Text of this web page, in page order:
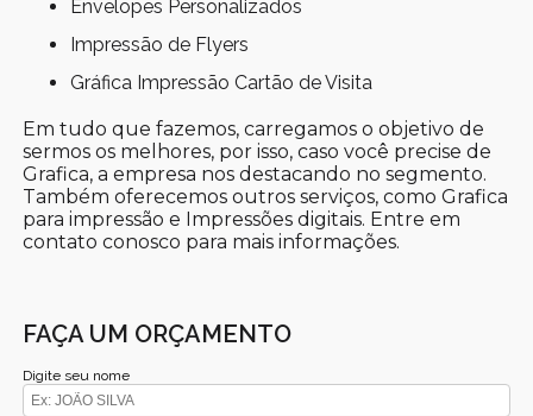
Envelopes Personalizados
Impressão de Flyers
Gráfica Impressão Cartão de Visita
Em tudo que fazemos, carregamos o objetivo de
sermos os melhores, por isso, caso você precise de
Grafica, a empresa nos destacando no segmento.
Também oferecemos outros serviços, como Grafica
para impressão e Impressões digitais. Entre em
contato conosco para mais informações.
FAÇA UM ORÇAMENTO
Digite seu nome